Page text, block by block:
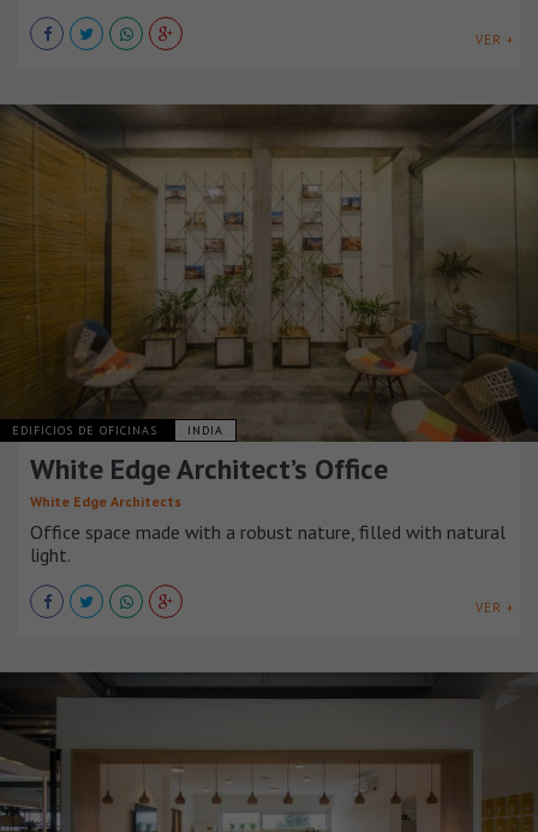
VER +
EDIFICIOS DE OFICINAS INDIA
White Edge Architect’s Office
White Edge Architects
Office space made with a robust nature, filled with natural
light.
VER +